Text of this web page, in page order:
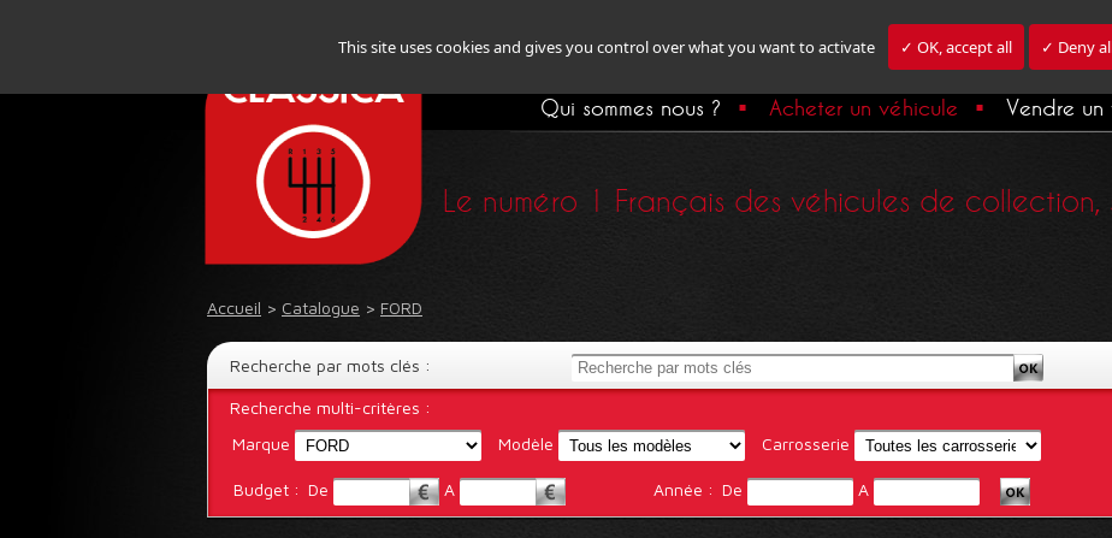
This site uses cookies and gives you control over what you want to activate ✓ OK, accept all ✓ Deny
Qui sommes nous ? Acheter un véhicule Vendre un
Le numéro 1 Français des véhicules de
Accueil > Catalogue > FORD
Recherche par mots clés :
Recherche multi-critères :
Marque
Modèle Carrosserie
Budget : De A Année : De A